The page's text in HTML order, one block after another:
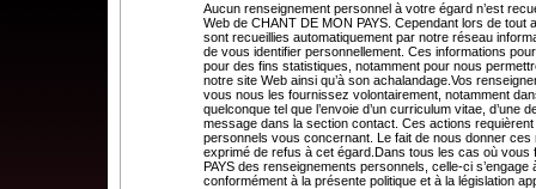
Aucun renseignement personnel à votre égard n’est
Web de CHANT DE MON PAYS. Cependant lors de
sont recueillies automatiquement par notre réseau
de vous identifier personnellement. Ces informations
pour des fins statistiques, notamment pour nous
notre site Web ainsi qu’à son achalandage.Vos
vous nous les fournissez volontairement, notamment
quelconque tel que l’envoie d’un curriculum vitae,
message dans la section contact. Ces actions
personnels vous concernant. Le fait de nous donner
exprimé de refus à cet égard.Dans tous les cas où
PAYS des renseignements personnels, celle-ci
conformément à la présente politique et à la législation